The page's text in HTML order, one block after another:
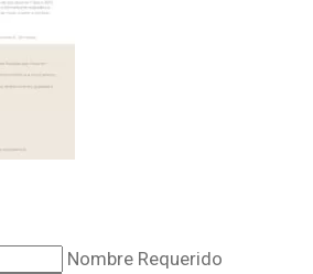
Nombre Requerido